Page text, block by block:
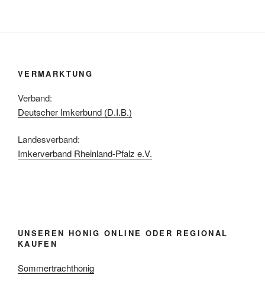
VERMARKTUNG
Verband:
Deutscher Imkerbund (D.I.B.)
Landesverband:
Imkerverband Rheinland-Pfalz e.V.
UNSEREN HONIG ONLINE ODER REGIONAL
KAUFEN
Sommertrachthonig